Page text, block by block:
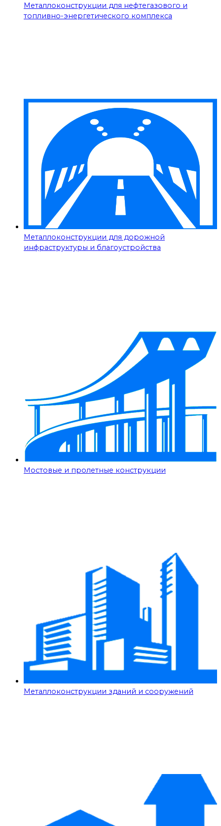
Металлоконструкции для нефтегазового и
топливно-энергетического комплекса
Металлоконструкции для дорожной
инфраструктуры и благоустройства
Мостовые и пролетные конструкции
Металлоконструкции зданий и сооружений